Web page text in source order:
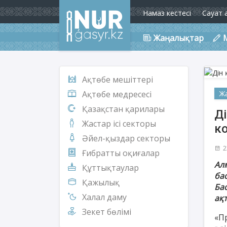
Намаз кестесі Сауат
Жаңалықтар
Ақтөбе мешіттері
Ақтөбе медресесі
Қазақстан қарилары
Жастар ісі секторы
Әйел-қыздар секторы
Ғибратты оқиғалар
Құттықтаулар
Қажылық
Халал даму
Зекет бөлімі